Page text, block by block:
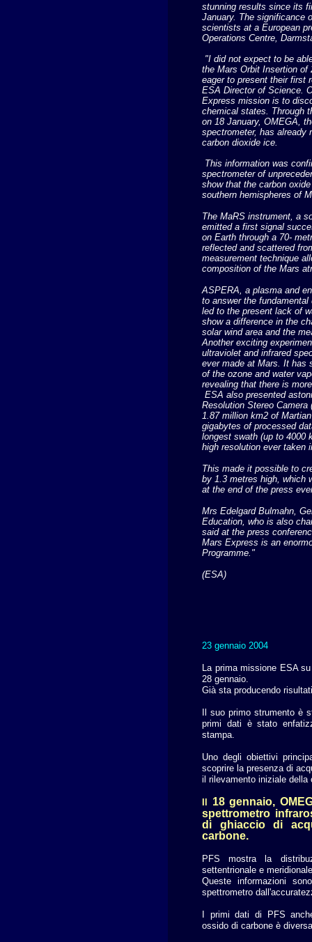
stunning results since its
January. The significance
scientists at a European
Operations Centre,
"I did not expect to be
the Mars Orbit Insertion
eager to present their first
ESA Director of Science.
Express mission is to
chemical states. Through
on 18 January, OMEGA,
spectrometer, has already
carbon dioxide ice.
This information was
spectrometer of
show that the carbon
southern hemispheres of
The MaRS instrument, a
emitted a first signal
on Earth through a 70-
reflected and scattered
measurement technique
composition of the Mars
ASPERA, a plasma and
to answer the
led to the present lack of
show a difference in the
solar wind area and the
Another exciting
ultraviolet and infrared
ever made at Mars. It has
of the ozone and water
revealing that there is
ESA also presented
Resolution Stereo
1.87 million km2 of
gigabytes of processed
longest swath (up to 4000
high resolution ever taken
This made it possible to
by 1.3 metres high, which
at the end of the press
Mrs Edelgard Bulmahn,
Education, who is also
said at the press
Mars Express is an
Programme."
(ESA)
23 gennaio 2004
La prima missione ESA
28 gennaio.
Già sta producendo
Il suo primo strumento è
primi dati è stato
stampa.
Uno degli obiettivi
scoprire la presenza di
il rilevamento iniziale
18 gennaio,
spettrometro
di ghiaccio di
carbone.
PFS mostra la
settentrionale e
Queste informazioni
spettrometro
I primi dati di PFS
ossido di carbone è